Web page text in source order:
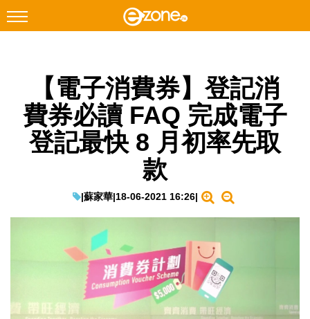
Facebook Instagram
科技焦點
網絡生活
EduTech
生成式AI與雲端應用
Enterprise Digital Transformation
【電子消費券】登記消
費券必讀 FAQ 完成電子
登記最快 8 月初率先取
款
|蘇家華|18-06-2021 16:26|